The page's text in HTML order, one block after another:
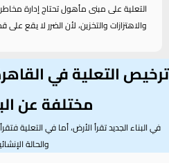
التعلية على مبنى مأهول تحتاج إدارة
والاهتزازات والتخزين، لأن الضرر لا يقع
ترخيص التعلية في
مختلفة عن
في البناء الجديد تقرأ الأرض، أما في التعلية
والحالة